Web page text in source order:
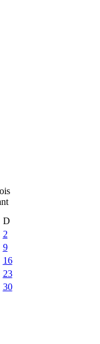
D
2
9
16
23
30